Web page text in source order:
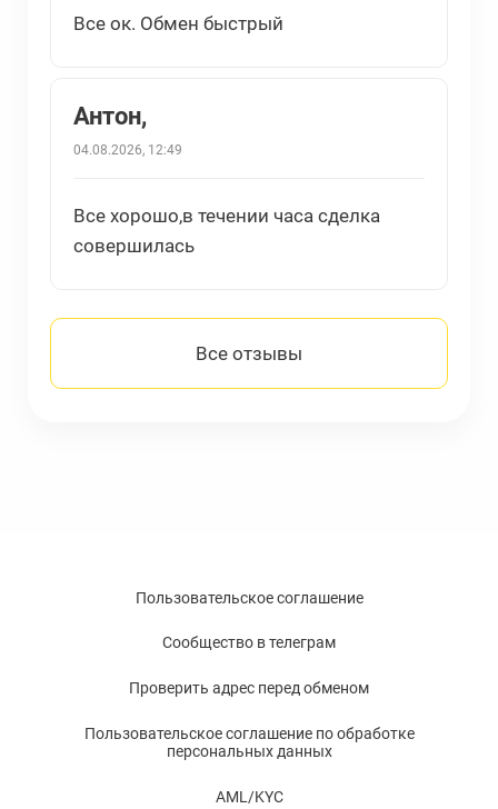
Все ок. Обмен быстрый
Антон,
04.08.2026, 12:49
Все хорошо,в течении часа сделка
совершилась
Все отзывы
Пользовательское соглашение
Сообщество в телеграм
Проверить адрес перед обменом
Пользовательское соглашение по обработке
персональных данных
AML/KYC